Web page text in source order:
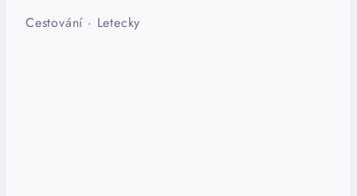
Cestování · Letecky